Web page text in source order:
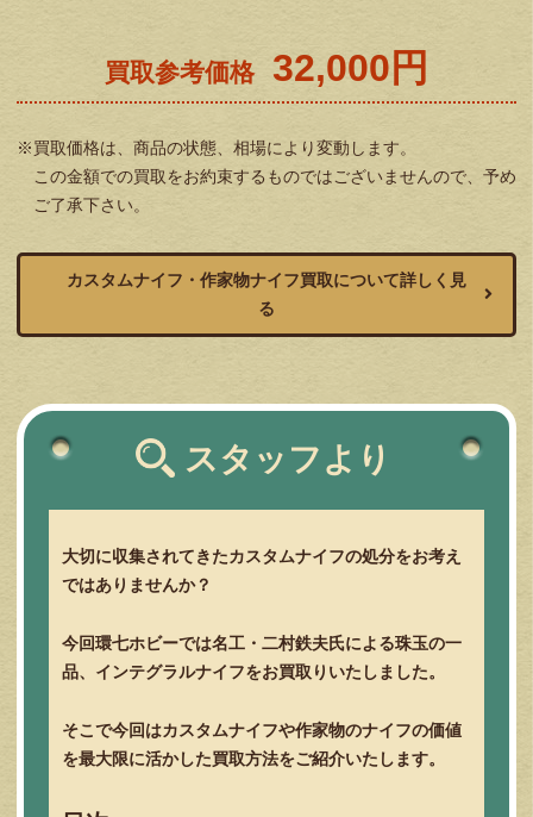
買取参考価格 32,000円
※買取価格は、商品の状態、相場により変動します。
この金額での買取をお約束するものではございませんので、予め
ご了承下さい。
カスタムナイフ・作家物ナイフ買取について詳しく見
る
スタッフより
大切に収集されてきたカスタムナイフの処分をお考え
ではありませんか？
今回環七ホビーでは名工・二村鉄夫氏による珠玉の一
品、インテグラルナイフをお買取りいたしました。
そこで今回はカスタムナイフや作家物のナイフの価値
を最大限に活かした買取方法をご紹介いたします。